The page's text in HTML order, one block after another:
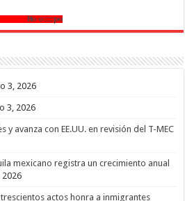
Horoscopo
3, 2026
3, 2026
y avanza con EE.UU. en revisión del T-MEC
mexicano registra un crecimiento anual
2026
actos honra a inmigrantes